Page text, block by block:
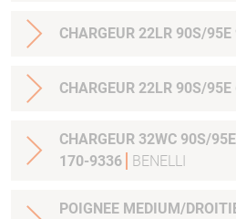
CHARGEUR 22LR 90S/95E
CHARGEUR 22LR 90S/95E
CHARGEUR 32WC 90S/
170-9336
BENELLI